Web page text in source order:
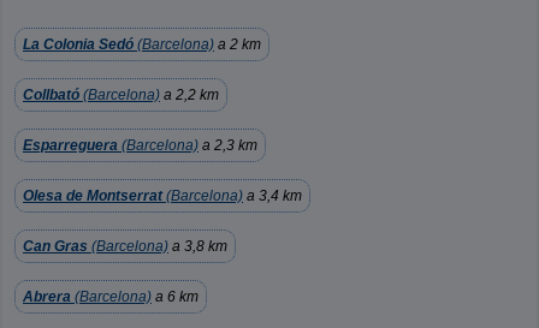
La Colonia Sedó (Barcelona) a 2 km
Collbató (Barcelona) a 2,2 km
Esparreguera (Barcelona) a 2,3 km
Olesa de Montserrat(Barcelona) a 3,4 km
Can Gras (Barcelona) a 3,8 km
Abrera (Barcelona) a 6 km